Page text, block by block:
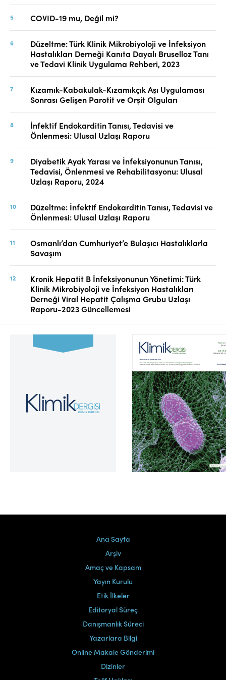
COVID-19 mu, Değil mi?
Düzeltme: Türk Klinik Mikrobiyoloji ve İnfeksiyon
Hastalıkları Derneği Kanıta Dayalı Bruselloz Tanı
ve Tedavi Klinik Uygulama Rehberi, 2023
Kızamık-Kabakulak-Kızamıkçık Aşı Uygulaması
Sonrası Gelişen Parotit ve Orşit Olguları
İnfektif Endokarditin Tanısı, Tedavisi ve
Önlenmesi: Ulusal Uzlaşı Raporu
Diyabetik Ayak Yarası ve İnfeksiyonunun Tanısı,
Tedavisi, Önlenmesi ve Rehabilitasyonu: Ulusal
Uzlaşı Raporu, 2024
Düzeltme: İnfektif Endokarditin Tanısı, Tedavisi ve
Önlenmesi: Ulusal Uzlaşı Raporu
Osmanlı’dan Cumhuriyet’e Bulaşıcı Hastalıklarla
Savaşım
Kronik Hepatit B İnfeksiyonunun Yönetimi: Türk
Klinik Mikrobiyoloji ve İnfeksiyon Hastalıkları
Derneği Viral Hepatit Çalışma Grubu Uzlaşı
Raporu-2023 Güncellemesi
Cilt 39, Sayı 2
Ana Sayfa
Arşiv
Amaç ve Kapsam
Yayın Kurulu
Etik İlkeler
Editoryal Süreç
Danışmanlık Süreci
Yazarlara Bilgi
Online Makale Gönderimi
Dizinler